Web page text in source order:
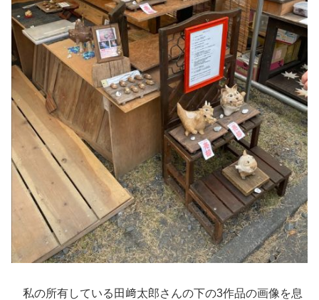
私の所有している田﨑太郎さんの下の3作品の画像を息